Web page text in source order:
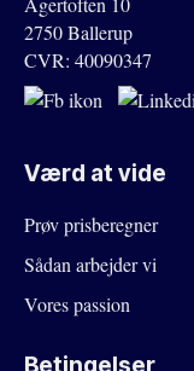
2750 Ballerup
CVR: 40090347
Værd at vide
Prøv prisberegner
Sådan arbejder vi
Vores passion